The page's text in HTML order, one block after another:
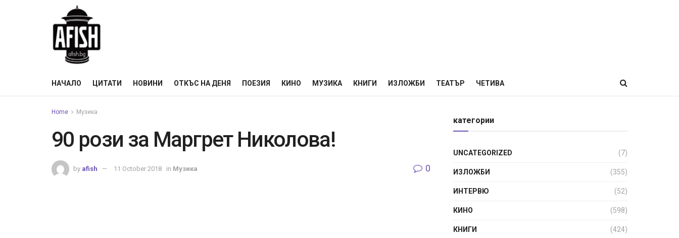
НАЧАЛО ЦИТАТИ НОВИНИ ОТКЪС НА ДЕНЯ ПОЕЗИЯ КИНО МУЗИКА КНИГИ ИЗЛОЖБИ ТЕАТЪР ЧЕТИВА
Home Музика
90 рози за Маргрет Николова!
by afish 11 October 2018 in Музика 0
категории
UNCATEGORIZED (7)
ИЗЛОЖБИ (355)
ИНТЕРВЮ (52)
КИНО (598)
КНИГИ (424)